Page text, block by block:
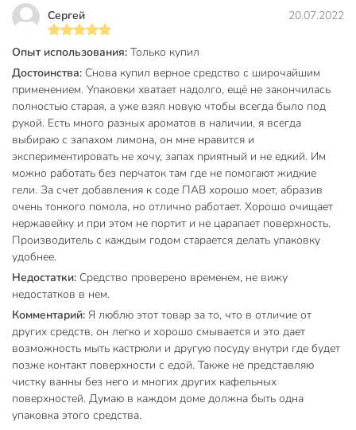
Модель
Вес в упаковке
Габариты упаковки
20 x 7 x 7 см
Сергей 20.07.2022
Опыт использования: Только купил
Достоинства: Снова купил верное средство с широчайшим
применением. Упаковки хватает надолго, ещё не закончилась
полностью старая, а уже взял новую чтобы всегда было под
рукой. Есть много разных ароматов в наличии, я всегда
выбираю с запахом лимона, он мне нравится и
экспериментировать не хочу, запах приятный и не едкий. Им
можно работать без перчаток там где не помогают жидкие
гели. За счет добавления к соде ПАВ хорошо моет, абразив
очень тонкого помола, но отлично работает. Хорошо очищает
нержавейку и при этом не портит и не царапает поверхность.
Производитель с каждым годом старается делать упаковку
удобнее.
Недостатки: Средство проверено временем, не вижу
недостатков в нем.
Комментарий: Я люблю этот товар за то, что в отличие от
других средств, он легко и хорошо смывается и это дает
возможность мыть кастрюли и другую посуду внутри где будет
позже контакт поверхности с едой. Также не представляю
чистку ванны без него и многих других кафельных
поверхностей. Думаю в каждом доме должна быть одна
упаковка этого средства.